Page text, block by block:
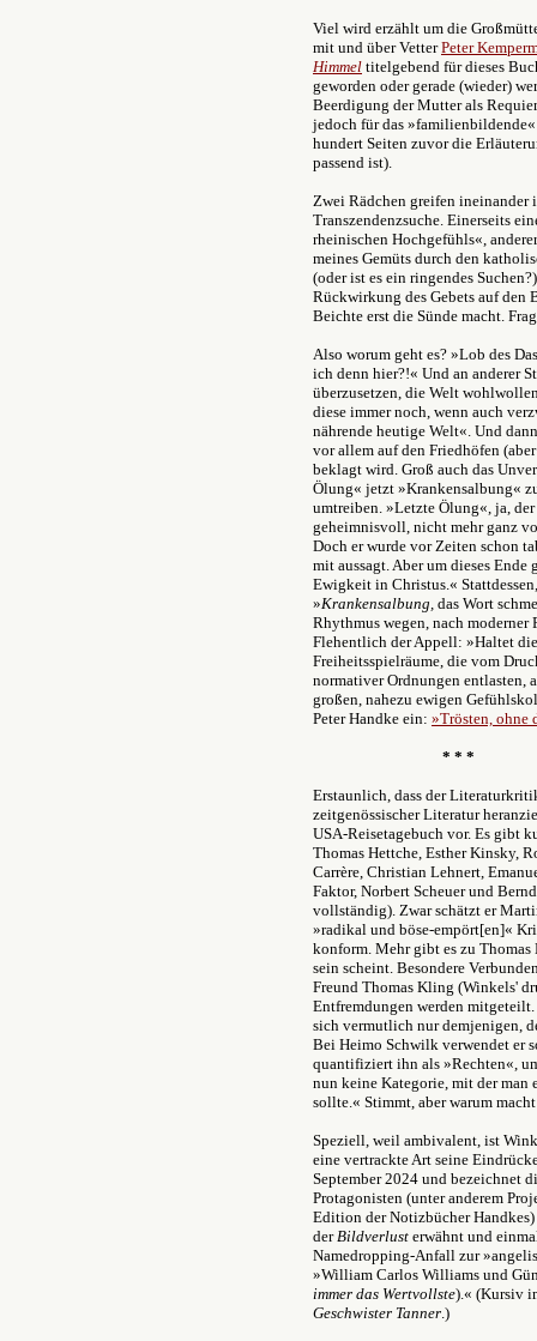
Viel wird erzählt um die
mit und über VetterPeter
Himmel titelgebend für dieses
geworden oder gerade (wieder)
Beerdigung der Mutter als
jedoch für das
hundert Seiten zuvor die
passend ist).
Zwei Rädchen greifen ineinander
Transzendenzsuche. Einerseits
rheinischen Hochgefühls«,
meines Gemüts durch den
(oder ist es ein ringendes
Rückwirkung des Gebets auf den
Beichte erst die Sünde macht.
Also worum geht es? »Lob des
ich denn hier?!« Und an anderer
überzusetzen, die Welt
diese immer noch, wenn auch
nährende heutige Welt«. Und
vor allem auf den Friedhöfen
beklagt wird. Groß auch das
Ölung« jetzt »Krankensalbung«
umtreiben. »Letzte Ölung«, ja,
geheimnisvoll, nicht mehr ganz
Doch er wurde vor Zeiten schon
mit aussagt. Aber um dieses
Ewigkeit in Christus.«
»Krankensalbung, das Wort
Rhythmus wegen, nach
Flehentlich der Appell: »Haltet
Freiheitsspielräume, die vom
normativer Ordnungen entlasten,
großen, nahezu ewigen
Peter Handke ein: »Trösten, ohne
* * *
Erstaunlich, dass der
zeitgenössischer Literatur
USA-Reisetagebuch vor. Es gibt
Thomas Hettche, Esther Kinsky,
Carrère, Christian Lehnert,
Faktor, Norbert Scheuer und
vollständig). Zwar schätzt er
»radikal und böse-empört[en]«
konform. Mehr gibt es zu
sein scheint. Besondere
Freund Thomas Kling (Winkels'
Entfremdungen werden
sich vermutlich nur demjenigen,
Bei Heimo Schwilk verwendet er
quantifiziert ihn als »Rechten«,
nun keine Kategorie, mit der man
sollte.« Stimmt, aber warum
Speziell, weil ambivalent, ist
eine vertrackte Art seine
September 2024 und bezeichnet
Protagonisten (unter anderem
Edition der Notizbücher
derBildverlust erwähnt und
Namedropping-Anfall zur
»William Carlos Williams und
immer das Wertvollste).« (Kursiv
Geschwister Tanner.)